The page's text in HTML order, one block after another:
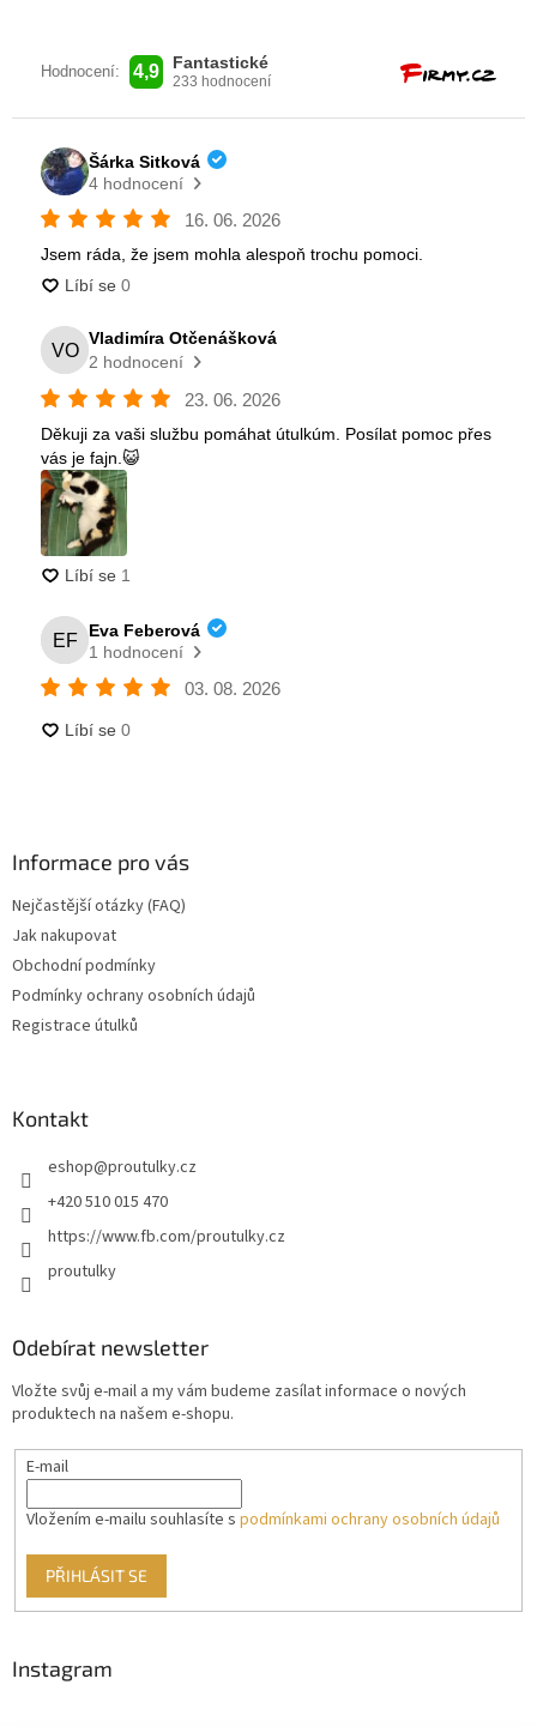
Informace pro vás
Nejčastější otázky (FAQ)
Jak nakupovat
Obchodní podmínky
Podmínky ochrany osobních údajů
Registrace útulků
Kontakt
eshop@proutulky.cz
+420 510 015 470
https://www.fb.com/proutulky.cz
proutulky
Odebírat newsletter
Vložte svůj e-mail a my vám budeme zasílat informace o nových
produktech na našem e-shopu.
E-mail
Vložením e-mailu souhlasíte s podmínkami ochrany osobních údajů
PŘIHLÁSIT SE
Instagram